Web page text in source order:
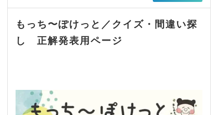
もっち〜ぽけっと／クイズ・間違い探
し 正解発表用ページ